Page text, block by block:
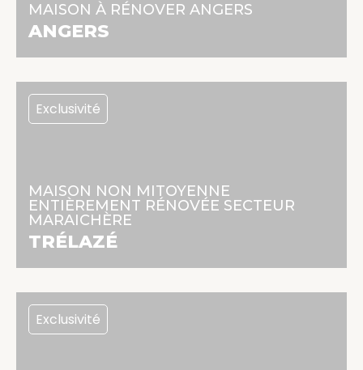
MAISON À RÉNOVER ANGERS
ANGERS
En savoir +
Exclusivité
MAISON NON MITOYENNE
ENTIÈREMENT RÉNOVÉE SECTEUR
MARAICHÈRE
TRÉLAZÉ
113 m² | 7 pièces | 4 chambres
Exclusivité